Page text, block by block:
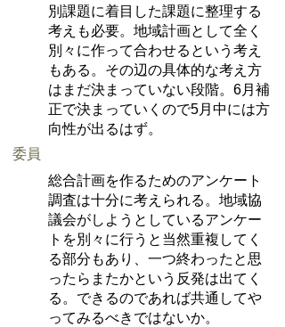
別課題に着目した課題に整理する
考えも必要。地域計画として全く
別々に作って合わせるという考え
もある。その辺の具体的な考え方
はまだ決まっていない段階。6月補
正で決まっていくので5月中には方
向性が出るはず。
委員
総合計画を作るためのアンケート
調査は十分に考えられる。地域協
議会がしようとしているアンケー
トを別々に行うと当然重複してく
る部分もあり、一つ終わったと思
ったらまたかという反発は出てく
る。できるのであれば共通してや
ってみるべきではないか。